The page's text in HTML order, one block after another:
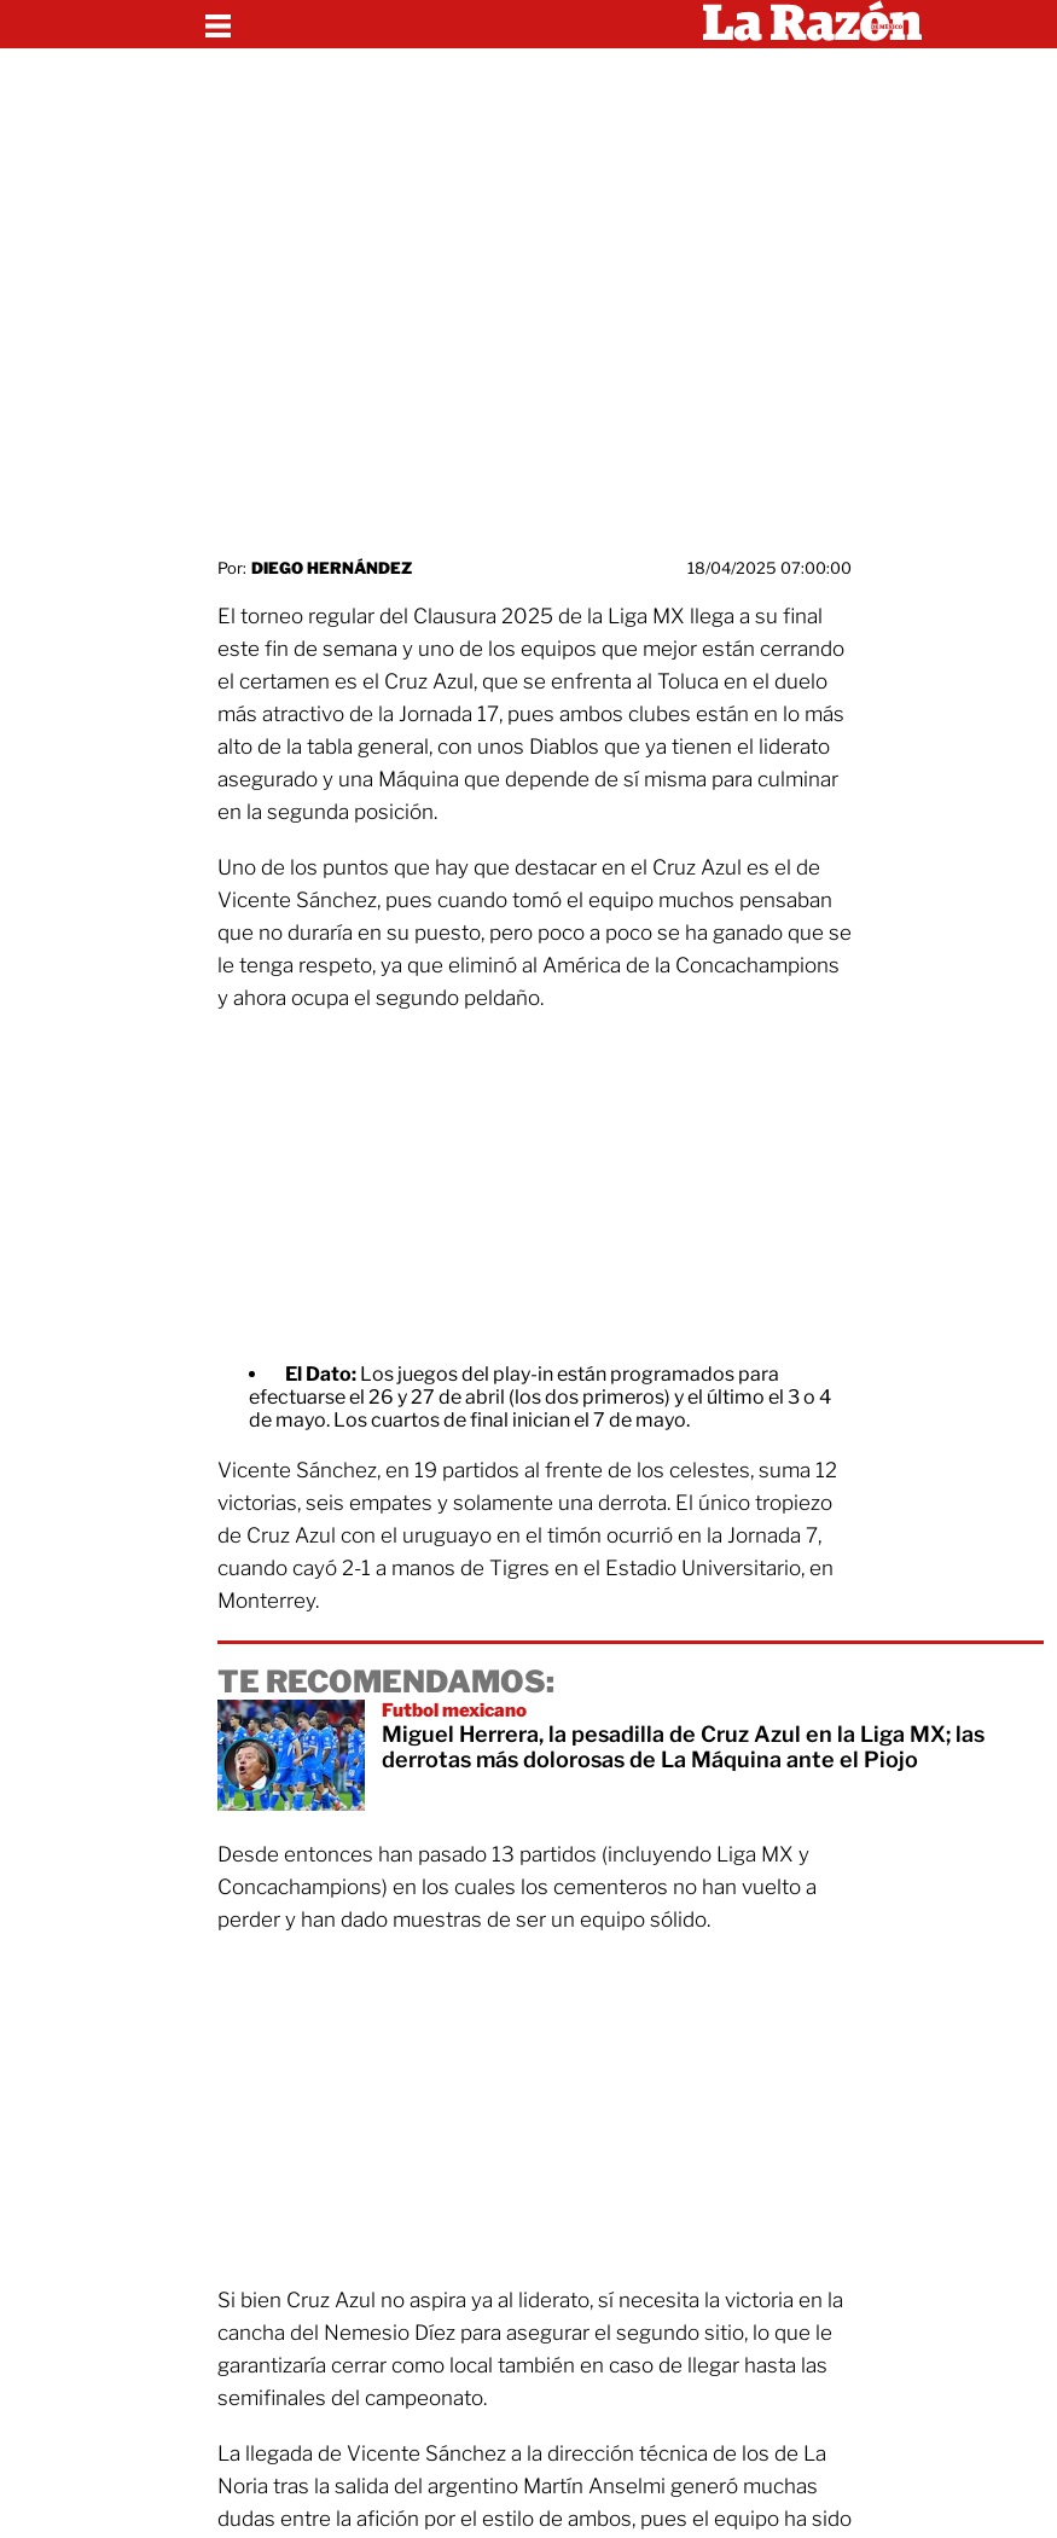
Por: DIEGO HERNÁNDEZ 18/04/2025 07:00:00
El torneo regular del Clausura 2025 de la Liga MX llega a su final
este fin de semana y uno de los equipos que mejor están cerrando
el certamen es el Cruz Azul, que se enfrenta al Toluca en el duelo
más atractivo de la Jornada 17, pues ambos clubes están en lo más
alto de la tabla general, con unos Diablos que ya tienen el liderato
asegurado y una Máquina que depende de sí misma para culminar
en la segunda posición.
Uno de los puntos que hay que destacar en el Cruz Azul es el de
Vicente Sánchez, pues cuando tomó el equipo muchos pensaban
que no duraría en su puesto, pero poco a poco se ha ganado que se
le tenga respeto, ya que eliminó al América de la Concachampions
y ahora ocupa el segundo peldaño.
El Dato: Los juegos del play-in están programados para
efectuarse el 26 y 27 de abril (los dos primeros) y el último el 3 o 4
de mayo. Los cuartos de final inician el 7 de mayo.
Vicente Sánchez, en 19 partidos al frente de los celestes, suma 12
victorias, seis empates y solamente una derrota. El único tropiezo
de Cruz Azul con el uruguayo en el timón ocurrió en la Jornada 7,
cuando cayó 2-1 a manos de Tigres en el Estadio Universitario, en
Monterrey.
TE RECOMENDAMOS:
Futbol mexicano
Miguel Herrera, la pesadilla de Cruz Azul en la Liga MX; las
derrotas más dolorosas de La Máquina ante el Piojo
Desde entonces han pasado 13 partidos (incluyendo Liga MX y
Concachampions) en los cuales los cementeros no han vuelto a
perder y han dado muestras de ser un equipo sólido.
Si bien Cruz Azul no aspira ya al liderato, sí necesita la victoria en la
cancha del Nemesio Díez para asegurar el segundo sitio, lo que le
garantizaría cerrar como local también en caso de llegar hasta las
semifinales del campeonato.
La llegada de Vicente Sánchez a la dirección técnica de los de La
Noria tras la salida del argentino Martín Anselmi generó muchas
dudas entre la afición por el estilo de ambos, pues el equipo ha sido